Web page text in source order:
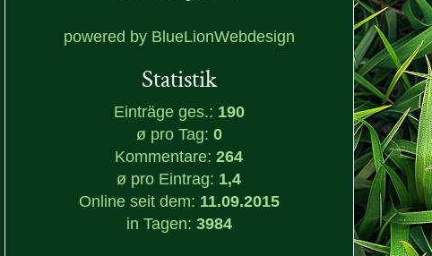
powered by BlueLionWebdesign
Statistik
Einträge ges.: 190
ø pro Tag: 0
Kommentare:264
ø pro Eintrag: 1,4
Online seit dem: 11.09.2015
in Tagen: 3984